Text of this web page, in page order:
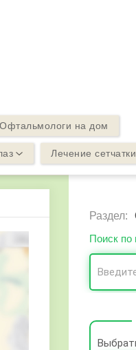
Офтальмологи на дом
Лечение
Раздел:
Поиск по